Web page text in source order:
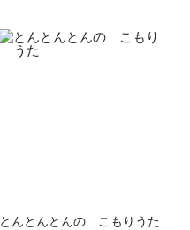
とんとんとんの こもりうた